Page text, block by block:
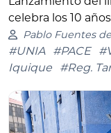
celebra los 10
Pablo Fuentes
#UNIA #PACE
Iquique
#Reg.